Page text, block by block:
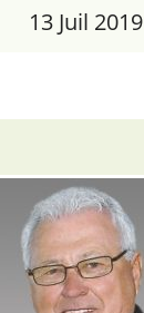
13 Juil 2019